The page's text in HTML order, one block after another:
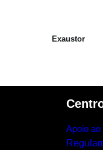
Exaustor
Apoio ao